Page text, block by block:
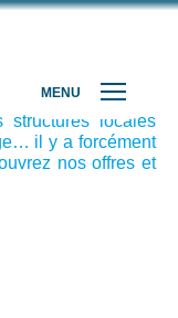
MENU
locales
il y a forcément
nos offres et